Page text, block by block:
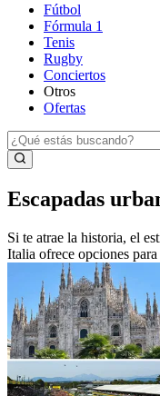
Fútbol
Fórmula 1
Tenis
Rugby
Conciertos
Otros
Ofertas
Escapadas
Si te atrae la historia, el
Italia ofrece opciones